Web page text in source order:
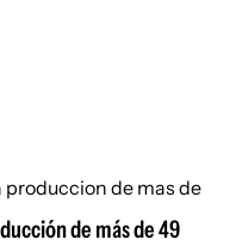
de más de 49